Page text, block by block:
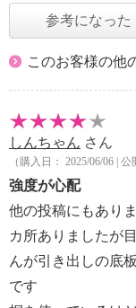
参考になった
このお客様の他
しんちゃん さん
（購入日： 2025/06/06 | 公
強度が心配
他の投稿にもあり
カ所ありましたが
んが引き出しの底
です